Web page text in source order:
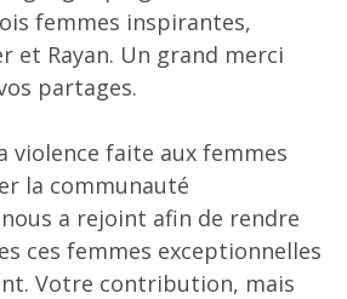
femmes inspirantes,
et Rayan. Un grand merci
partages.
violence faite aux femmes
la communauté
a rejoint afin de rendre
ces femmes exceptionnelles
Votre contribution, mais